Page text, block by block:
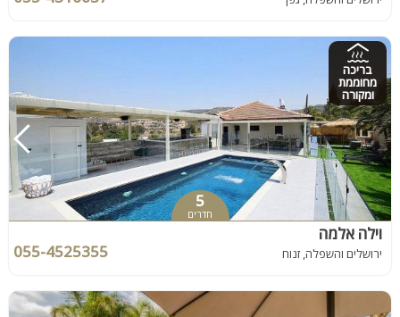
בריכה
מחוממת
ומקורה
5
חדרים
וילה אלמה
ירושלים והשפלה, זנוח 055-4525355